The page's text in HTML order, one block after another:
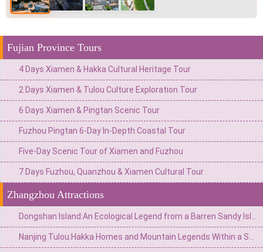
Fujian Province Tours
4 Days Xiamen & Hakka Cultural Heritage Tour
2 Days Xiamen & Tulou Culture Exploration Tour
6 Days Xiamen & Pingtan Scenic Tour
Fuzhou Pingtan 6-Day In-Depth Coastal Tour
Five-Day Scenic Tour of Xiamen and Fuzhou
7 Days Fuzhou, Quanzhou & Xiamen Cultural Tour
Zhangzhou Attractions